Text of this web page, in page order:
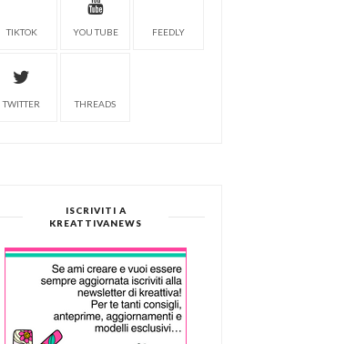
TIKTOK YOU TUBE FEEDLY
TWITTER THREADS
ISCRIVITI A
KREATTIVANEWS